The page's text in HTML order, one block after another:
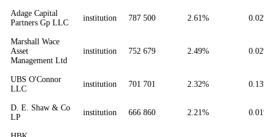
Adage Capital
Partners Gp LLC
institution 787 500 2.61%
Marshall Wace
Asset
Management Ltd
institution 752 679 2.49%
UBS O'Connor
LLC
institution 701 701 2.32%
D. E. Shaw & Co
LP
institution 666 860 2.21%